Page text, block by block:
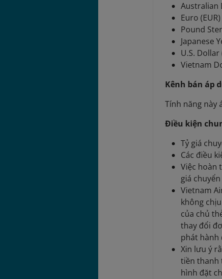
Australian
Euro (EUR)
Pound
Japanese
U.S.
Vietnam
Kênh bán áp
Tính năng này
Điều kiện
Tỷ giá
Các điều
Việc hoàn
giá
Vietnam
không
của chủ
thay đổi
phát hành
Xin lưu ý
tiền thanh
hình đặt